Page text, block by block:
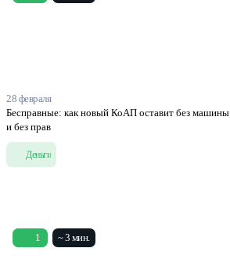
28 февраля
Бесправные: как новый КоАП оставит без машины
и без прав
Деньги
1 ~ 3 мин.